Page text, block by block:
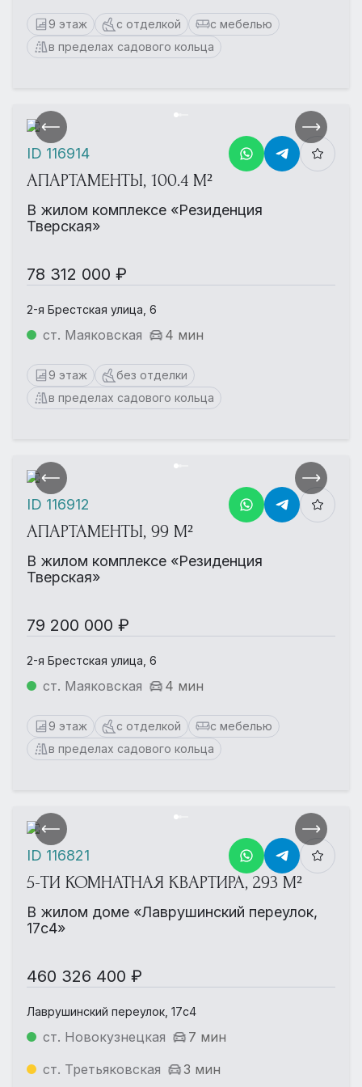
9 этаж с отделкой
с мебелью
в пределах садового кольца
АПАРТАМЕНТЫ, 100.4 М²
В жилом комплексе «Резиденция
Тверская»
78 312 000 ₽
2-я Брестская улица, 6
ст. Маяковская 4 мин
9 этаж
без отделки
в пределах садового кольца
ID 116914
АПАРТАМЕНТЫ, 99 М²
В жилом комплексе «Резиденция
Тверская»
79 200 000 ₽
2-я Брестская улица, 6
ст. Маяковская 4 мин
9 этаж с отделкой
с мебелью
в пределах садового кольца
ID 116912
5-ТИ КОМНАТНАЯ КВАРТИРА, 293 М²
В жилом доме «Лаврушинский переулок,
17с4»
460 326 400 ₽
Лаврушинский переулок, 17с4
ст. Новокузнецкая
7 мин
ст. Третьяковская
3 мин
ID 116821